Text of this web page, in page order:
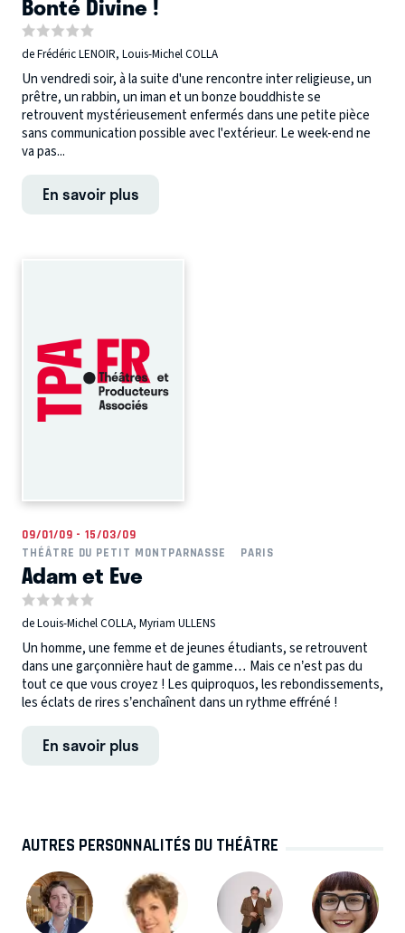
de Frédéric LENOIR, Louis-Michel COLLA
Un vendredi soir, à la suite d'une rencontre inter religieuse, un
prêtre, un rabbin, un iman et un bonze bouddhiste se
retrouvent mystérieusement enfermés dans une petite pièce
sans communication possible avec l'extérieur. Le week-end ne
va pas...
En savoir plus
09/01/09 - 15/03/09
THÉÂTRE DU PETIT MONTPARNASSE
PARIS
Adam et Eve
de Louis-Michel COLLA, Myriam ULLENS
Un homme, une femme et de jeunes étudiants, se retrouvent
dans une garçonnière haut de gamme… Mais ce n’est pas du
tout ce que vous croyez ! Les quiproquos, les rebondissements,
les éclats de rires s’enchaînent dans un rythme effréné !
En savoir plus
AUTRES PERSONNALITÉS DU THÉÂTRE